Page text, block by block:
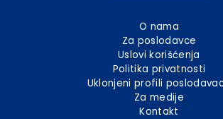
O nama
Za poslodavce
Uslovi korišćenja
Politika privatnosti
Uklonjeni profili
Za medije
Kontakt